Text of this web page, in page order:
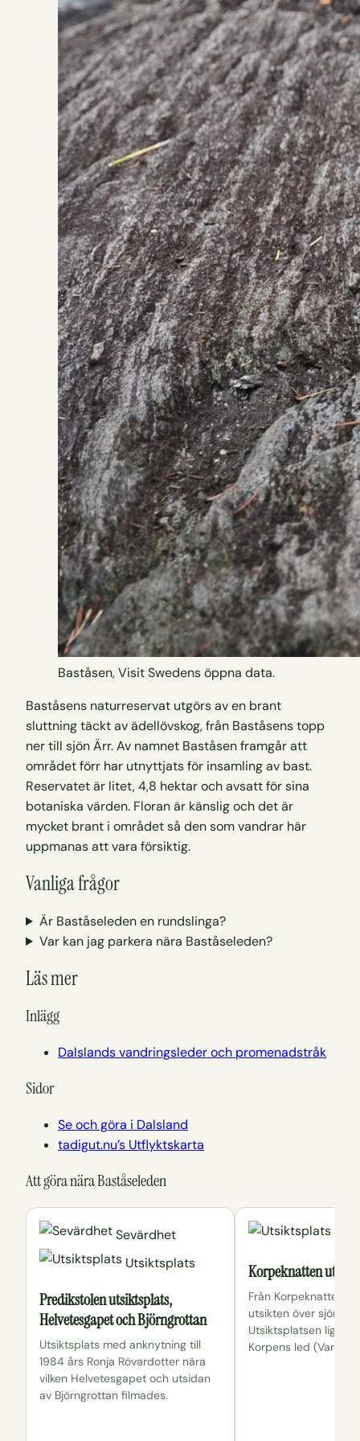
Baståsen, Visit Swedens öppna data.
Baståsens naturreservat utgörs av en brant
sluttning täckt av ädellövskog, från Baståsens topp
ner till sjön Ärr. Av namnet Baståsen framgår att
området förr har utnyttjats för insamling av bast.
Reservatet är litet, 4,8 hektar och avsatt för sina
botaniska värden. Floran är känslig och det är
mycket brant i området så den som vandrar här
uppmanas att vara försiktig.
Vanliga frågor
Är Baståseleden en rundslinga?
Var kan jag parkera nära Baståseleden?
Läs mer
Inlägg
Dalslands vandringsleder och promenadstråk
Sidor
Se och göra i Dalsland
tadigut.nu’s Utflyktskarta
Att göra nära Baståseleden
Sevärdhet
Utsiktsplats
Predikstolen utsiktsplats,
Helvetesgapet och Björngrottan
Utsiktsplats med anknytning till
1984 års Ronja Rövardotter nära
vilken Helvetesgapet och utsidan
av Björngrottan filmades.
Korpeknatten
Från Korpeknatten
utsikten över sjön
Utsiktsplatsen ligger
Korpens led (Vandra